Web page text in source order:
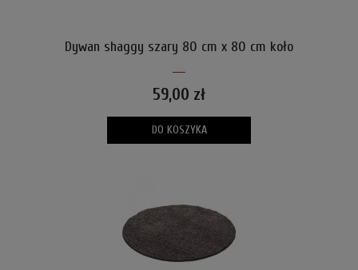
Dywan shaggy szary 80 cm x 80 cm koło
59,00 zł
DO KOSZYKA